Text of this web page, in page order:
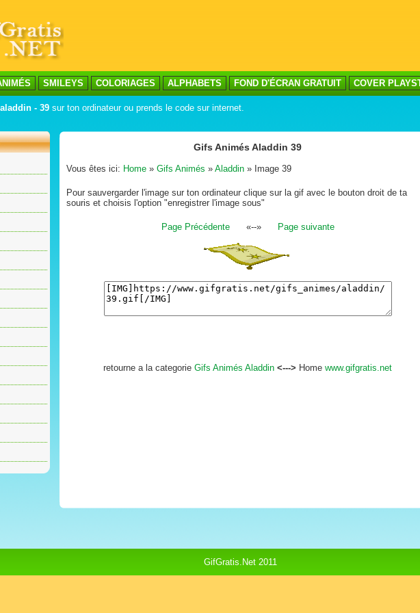
SMILEYS COLORIAGES ALPHABETS FOND D'ÉCRAN GRATUIT COVER
aladdin - 39 sur ton ordinateur ou prends le code sur internet.
Gifs Animés Aladdin 39
Vous êtes ici: Home » Gifs Animés » Aladdin » Image 39
Pour sauvergarder l'image sur ton ordinateur clique sur la gif avec le bouton droit de ta
souris et choisis l'option "enregistrer l'image sous"
Page Précédente«--» Page suivante
retourne a la categorie Gifs Animés Aladdin <---> Home www.gifgratis.net
GifGratis.Net 2011